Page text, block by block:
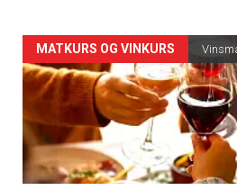
Forsiden
akkurat
nå
-
MATKURS OG VINKURS